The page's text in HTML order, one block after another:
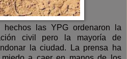
las YPG ordenaron la
civil pero la mayoría de
la ciudad. La prensa ha